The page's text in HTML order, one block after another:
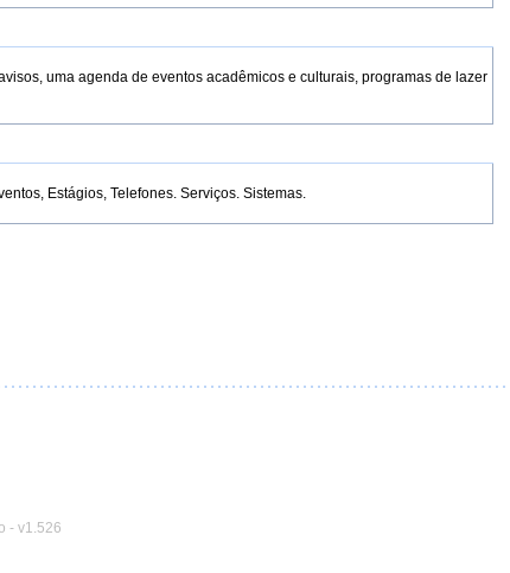
uma agenda de eventos acadêmicos e culturais, programas de lazer
Estágios, Telefones. Serviços. Sistemas.
- v1.526